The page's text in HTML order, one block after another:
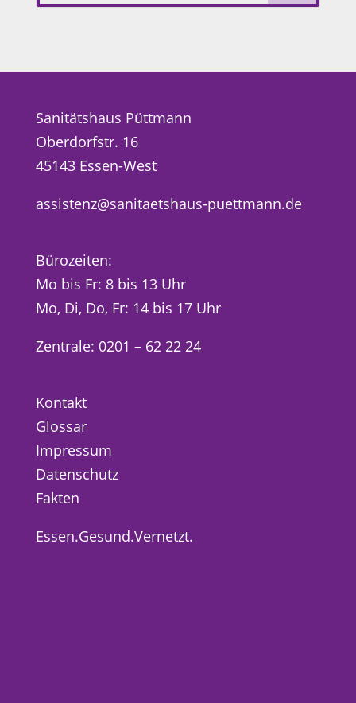
Sanitätshaus Püttmann
Oberdorfstr. 16
45143 Essen-West
assistenz@sanitaetshaus-puettmann.de
Bürozeiten:
Mo bis Fr: 8 bis 13 Uhr
Mo, Di, Do, Fr: 14 bis 17 Uhr
Zentrale: 0201 – 62 22 24
Kontakt
Glossar
Impressum
Datenschutz
Fakten
Essen.Gesund.Vernetzt.